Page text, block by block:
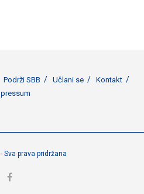
Podrži SBB Učlani se
Kontakt
Sva prava pridržana